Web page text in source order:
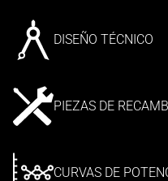
DISEÑO TÉCNICO
PIEZAS DE
CURVAS DE